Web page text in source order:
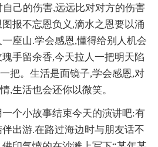
己的伤害,远远比对对方的伤害
报不忘恩负义,滴水之恩要以涌
座山.学会感恩,懂得给别人机会
手留余香,今天拉人一把明天陷
把。生活是面镜子,学会感恩,对
,生活也会还你以微笑。
个小故事结束今天的演讲吧:有
出游.在路过海边时与朋友话不